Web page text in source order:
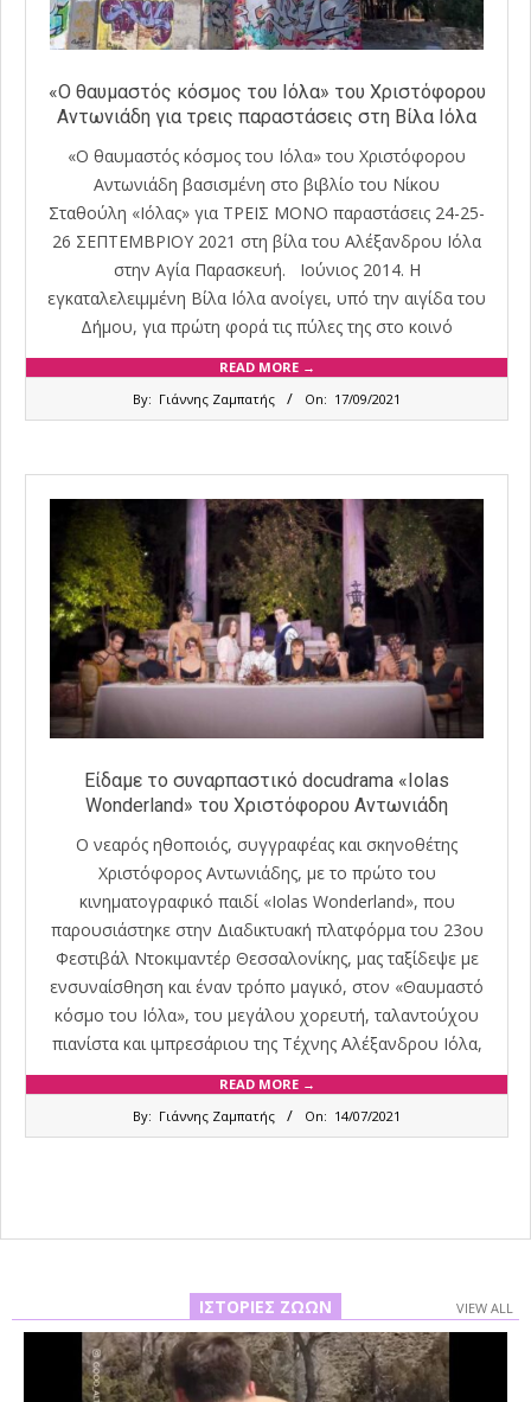
«Ο θαυμαστός κόσμος του Ιόλα» του Χριστόφορου
Αντωνιάδη για τρεις παραστάσεις στη Βίλα Ιόλα
«Ο θαυμαστός κόσμος του Ιόλα» του Χριστόφορου
Αντωνιάδη βασισμένη στο βιβλίο του Νίκου
Σταθούλη «Ιόλας» για ΤΡΕΙΣ ΜΟΝΟ παραστάσεις 24-25-
26 ΣΕΠΤΕΜΒΡΙΟΥ 2021 στη βίλα του Αλέξανδρου Ιόλα
στην Αγία Παρασκευή. Ιούνιος 2014. Η
εγκαταλελειμμένη Βίλα Ιόλα ανοίγει, υπό την αιγίδα του
Δήμου, για πρώτη φορά τις πύλες της στο κοινό
READ MORE →
By: Γιάννης Ζαμπατής On: 17/09/2021
Είδαμε το συναρπαστικό docudrama «Iolas
Wonderland» του Χριστόφορου Αντωνιάδη
Ο νεαρός ηθοποιός, συγγραφέας και σκηνοθέτης
Χριστόφορος Αντωνιάδης, με το πρώτο του
κινηματογραφικό παιδί «Iolas Wonderland», που
παρουσιάστηκε στην Διαδικτυακή πλατφόρμα του 23ου
Φεστιβάλ Ντοκιμαντέρ Θεσσαλονίκης, μας ταξίδεψε με
ενσυναίσθηση και έναν τρόπο μαγικό, στον «Θαυμαστό
κόσμο του Ιόλα», του μεγάλου χορευτή, ταλαντούχου
πιανίστα και ιμπρεσάριου της Τέχνης Αλέξανδρου Ιόλα,
READ MORE →
By: Γιάννης Ζαμπατής On: 14/07/2021
ΙΣΤΟΡΊΕΣ ΖΏΩΝ VIEW ALL